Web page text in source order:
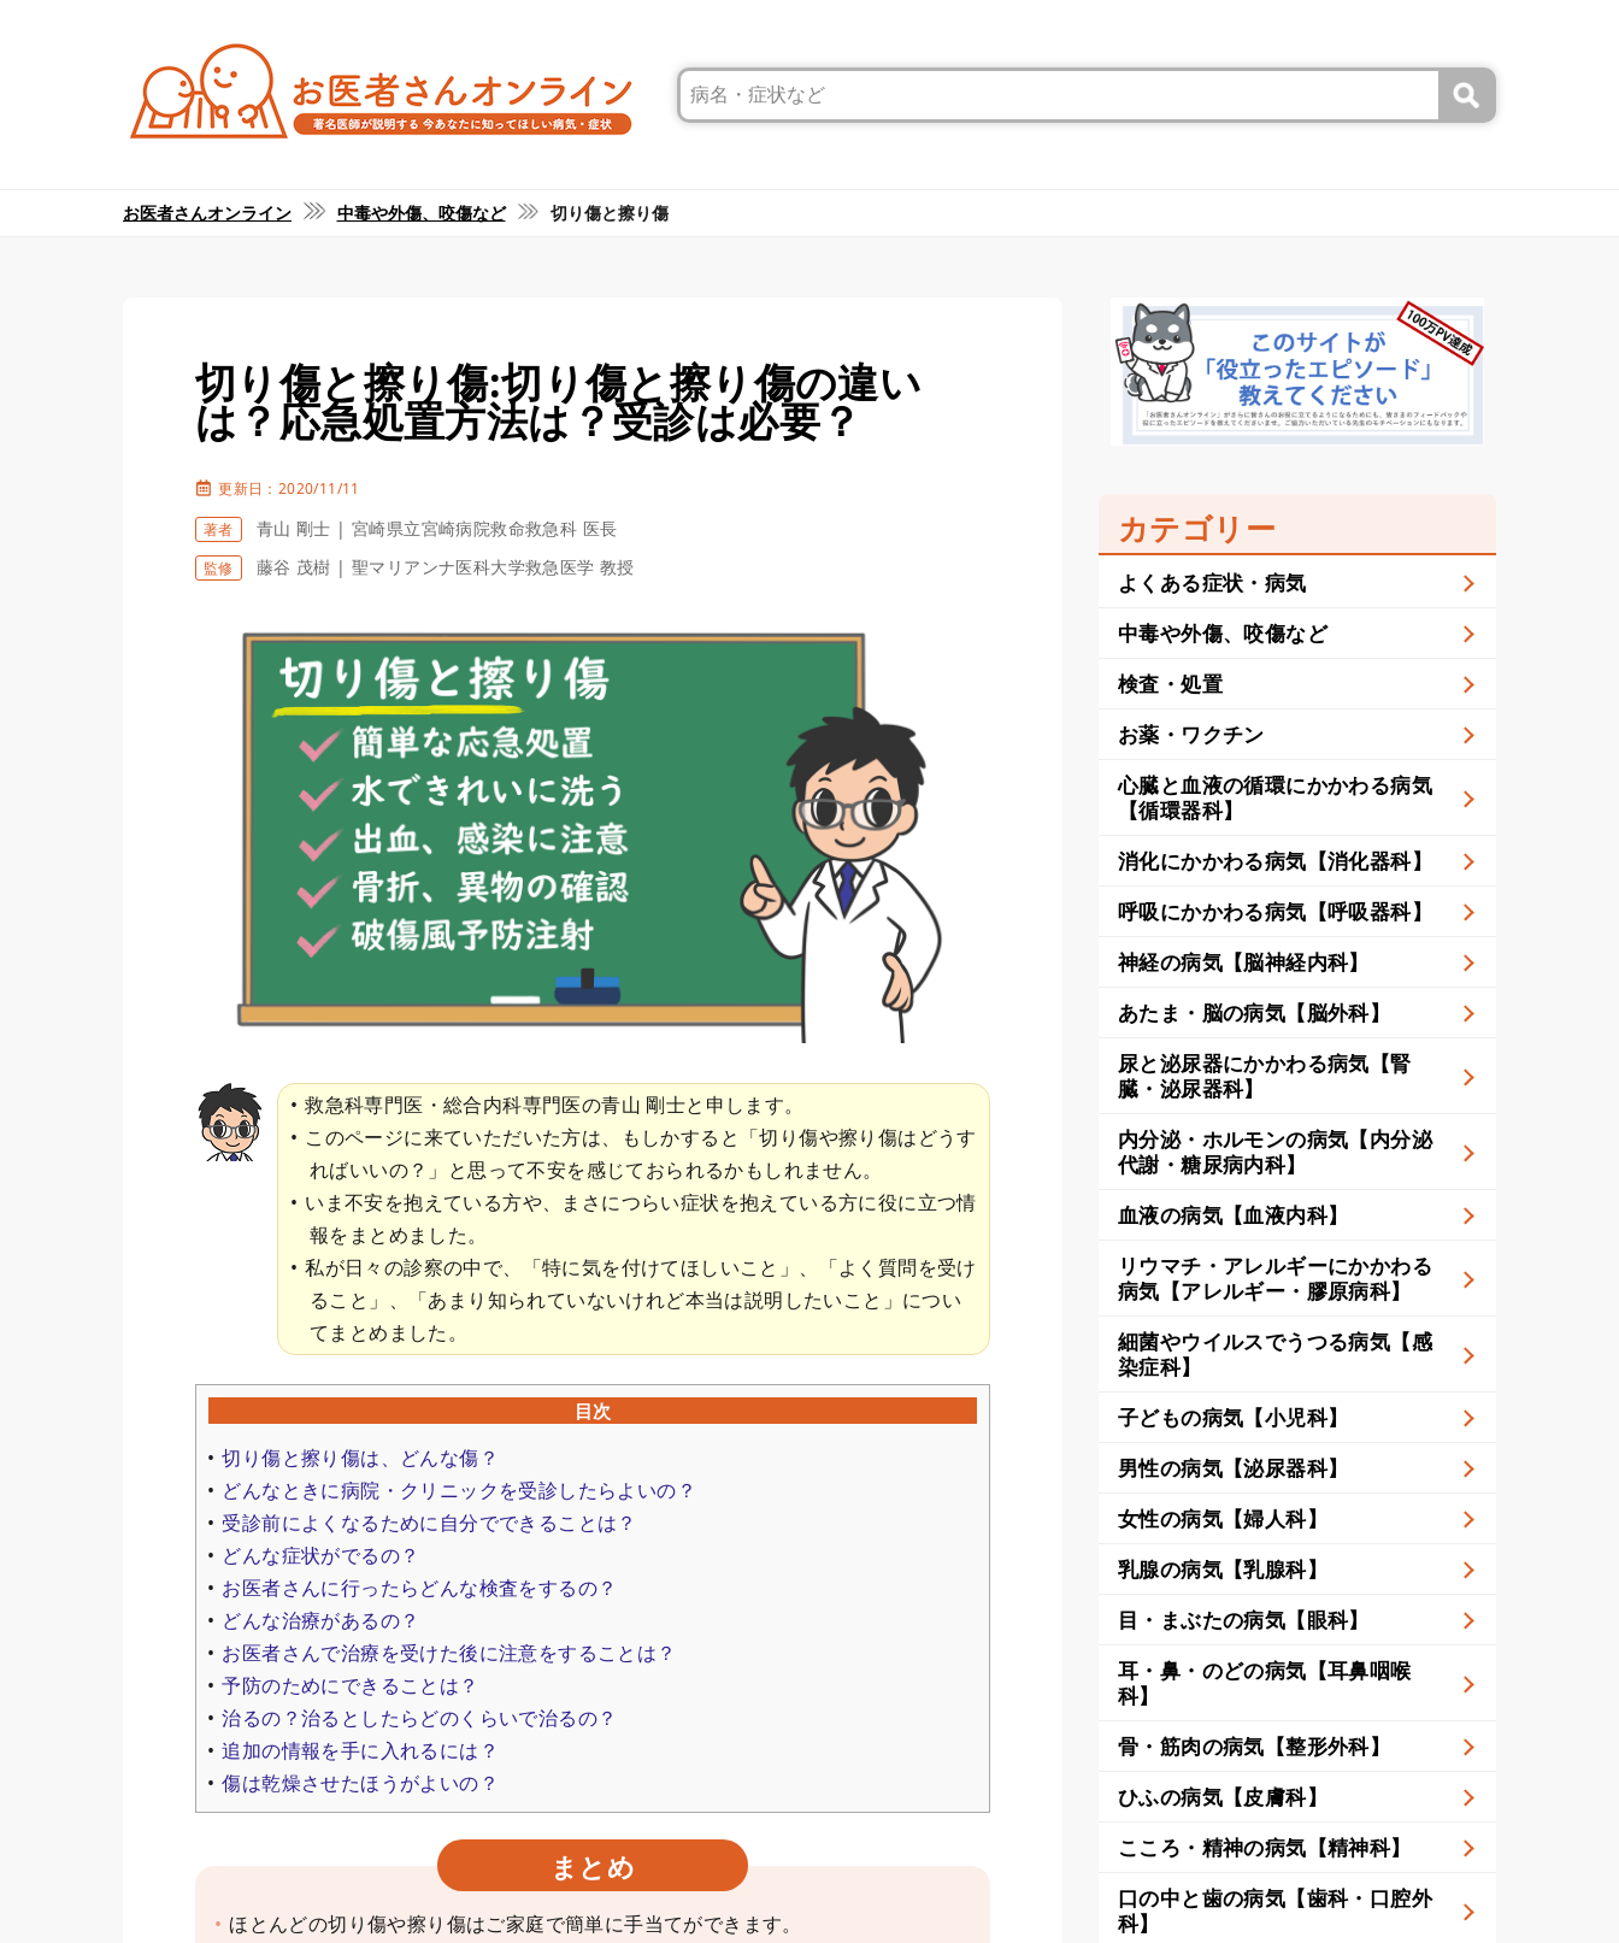
お医者さんオンライン 中毒や外傷、咬傷など 切り傷と擦り傷
切り傷と擦り傷:切り傷と擦り傷の違い
は？応急処置方法は？受診は必要？
更新日：2020/11/11
著者
青山 剛士 | 宮崎県立宮崎病院救命救急科 医長
監修 藤谷 茂樹 | 聖マリアンナ医科大学救急医学 教授
救急科専門医・総合内科専門医の青山 剛士と申します。
このページに来ていただいた方は、もしかすると「切り傷や擦り傷はどうす
ればいいの？」と思って不安を感じておられるかもしれません。
いま不安を抱えている方や、まさにつらい症状を抱えている方に役に立つ情
報をまとめました。
私が日々の診察の中で、「特に気を付けてほしいこと」、「よく質問を受け
ること」、「あまり知られていないけれど本当は説明したいこと」につい
てまとめました。
目次
切り傷と擦り傷は、どんな傷？
どんなときに病院・クリニックを受診したらよいの？
受診前によくなるために自分でできることは？
どんな症状がでるの？
お医者さんに行ったらどんな検査をするの？
どんな治療があるの？
お医者さんで治療を受けた後に注意をすることは？
予防のためにできることは？
治るの？治るとしたらどのくらいで治るの？
追加の情報を手に入れるには？
傷は乾燥させたほうがよいの？
まとめ
ほとんどの切り傷や擦り傷はご家庭で簡単に手当てができます。
カテゴリー
よくある症状・病気
中毒や外傷、咬傷など
検査・処置
お薬・ワクチン
心臓と血液の循環にかかわる病気
【循環器科】
消化にかかわる病気【消化器科】
呼吸にかかわる病気【呼吸器科】
神経の病気【脳神経内科】
あたま・脳の病気【脳外科】
尿と泌尿器にかかわる病気【腎
臓・泌尿器科】
内分泌・ホルモンの病気【内分泌
代謝・糖尿病内科】
血液の病気【血液内科】
リウマチ・アレルギーにかかわる
病気【アレルギー・膠原病科】
細菌やウイルスでうつる病気【感
染症科】
子どもの病気【小児科】
男性の病気【泌尿器科】
女性の病気【婦人科】
乳腺の病気【乳腺科】
目・まぶたの病気【眼科】
耳・鼻・のどの病気【耳鼻咽喉
科】
骨・筋肉の病気【整形外科】
ひふの病気【皮膚科】
こころ・精神の病気【精神科】
口の中と歯の病気【歯科・口腔外
科】